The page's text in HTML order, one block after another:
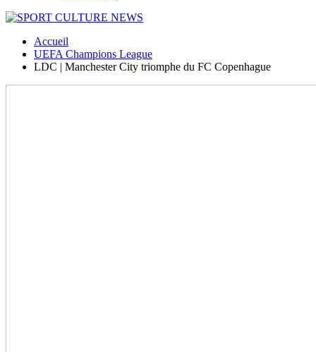
Accueil
UEFA Champions League
LDC | Manchester City triomphe du FC Copenhague